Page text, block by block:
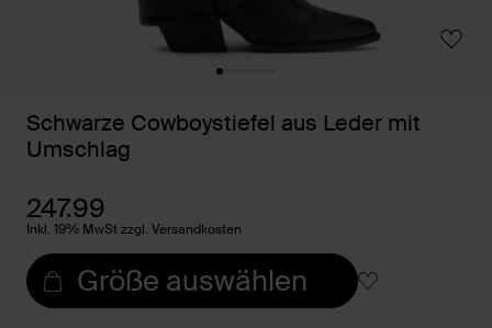
Schwarze Cowboystiefel aus Leder mit
Umschlag
247.99
Inkl. 19% MwSt zzgl. Versandkosten
Größe auswählen